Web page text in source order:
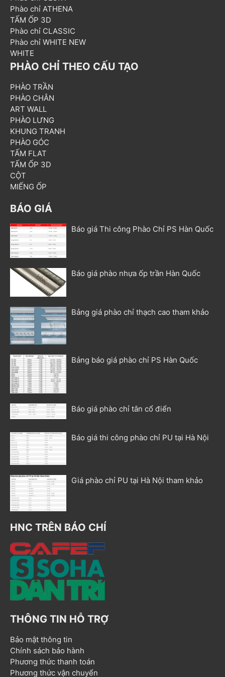
Phào chỉ ATHENA
TẤM ỐP 3D
Phào chỉ CLASSIC
Phào chỉ WHITE NEW
WHITE
PHÀO CHỈ THEO CẤU TẠO
PHÀO TRẦN
PHÀO CHÂN
ART WALL
PHÀO LƯNG
KHUNG TRANH
PHÀO GÓC
TẤM FLAT
TẤM ỐP 3D
CỘT
MIẾNG ỐP
BÁO GIÁ
Báo giá Thi công Phào Chỉ PS Hàn Quốc
Báo giá phào nhựa ốp trần Hàn Quốc
Bảng giá phào chỉ thạch cao tham khảo
Bảng báo giá phào chỉ PS Hàn Quốc
Báo giá phào chỉ tân cổ điển
Báo giá thi công phào chỉ PU tại Hà Nội
Giá phào chỉ PU tại Hà Nội tham khảo
HNC TRÊN BÁO CHÍ
THÔNG TIN HỖ TRỢ
Bảo mật thông tin
Chính sách bảo hành
Phương thức thanh toán
Phương thức vận chuyển